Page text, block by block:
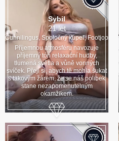
Sybil
21 let
Cunnilingus, Spoločný kúpeľ, Footjop
Příjemnou atmosféru navozuje
příjemný tón relaxační hudby,
tlumená světla a vůně vonných
svíček. Přeji si, abych tě mohla šukat
s takovým žárem, že se náš polibek
stane nezapomenutelným
okamžikem.